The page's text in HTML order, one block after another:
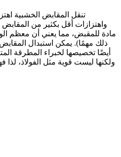
تنقل المقابض الخشبية
واهتزازات أقل بكثير من
مادة للمقبض، مما يعني أن معظم
ذلك مهمًا). يمكن استبدال
أيضًا تخصيصها لخبراء المطرقة
ولكنها ليست قوية مثل الفولاذ،